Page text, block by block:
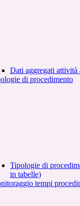
Dati aggregati attività
di procedimento
Tipologie di
in tabelle)
tempi